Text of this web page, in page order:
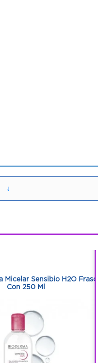
↓
Micelar Sensibio H2O Frasco
Con 250 Ml